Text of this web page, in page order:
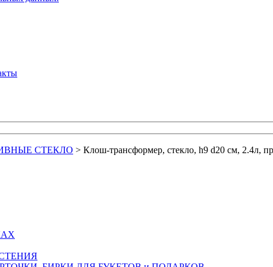
СТЕКЛО > Клош-трансформер, стекло, h9 d20 см, 2.4л,